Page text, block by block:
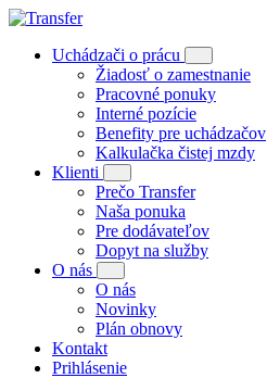
Uchádzači o prácu
Žiadosť o zamestnanie
Pracovné ponuky
Interné pozície
Benefity pre uchádzačov
Kalkulačka čistej mzdy
Klienti
Prečo Transfer
Naša ponuka
Pre dodávateľov
Dopyt na služby
O nás
O nás
Novinky
Plán obnovy
Kontakt
Prihlásenie